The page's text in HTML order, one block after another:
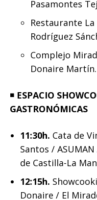
Pasamontes
Restaurante
Rodríguez
Complejo
Donaire Martín.
◾️ ESPACIO
GASTRONÓMICAS
11:30h. Cata de
Santos /
de Castilla-La
12:15h.
Donaire / El